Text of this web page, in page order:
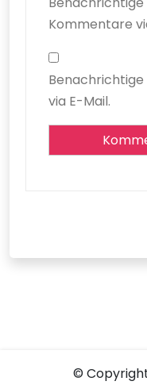
Kommentare
via E-Mail.
©